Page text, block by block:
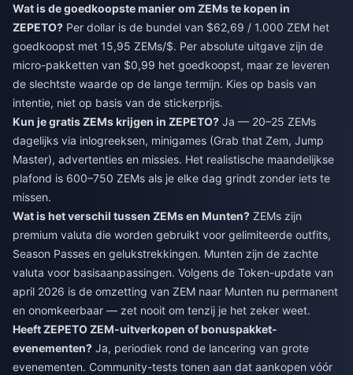
Wat is de goedkoopste manier om ZEMs te kopen in
ZEPETO? Per dollar is de bundel van $62,69 / 1.000 ZEM het
goedkoopst met 15,95 ZEMs/$. Per absolute uitgave zijn de
micro-pakketten van $0,99 het goedkoopst, maar ze leveren
de slechtste waarde op de lange termijn. Kies op basis van
intentie, niet op basis van de stickerprijs.
Kun je gratis ZEMs krijgen in ZEPETO? Ja — 20–25 ZEMs
dagelijks via inlogreeksen, minigames (Grab that Zem, Jump
Master), advertenties en missies. Het realistische maandelijkse
plafond is 600–750 ZEMs als je elke dag grindt zonder iets te
missen.
Wat is het verschil tussen ZEMs en Munten? ZEMs zijn
premium valuta die worden gebruikt voor gelimiteerde outfits,
Season Passes en gelukstrekkingen. Munten zijn de zachte
valuta voor basisaanpassingen. Volgens de Token-update van
april 2026 is de omzetting van ZEM naar Munten nu permanent
en onomkeerbaar — zet nooit om tenzij je het zeker weet.
Heeft ZEPETO ZEM-uitverkopen of bonuspakket-
evenementen? Ja, periodiek rond de lancering van grote
evenementen. Community-tests tonen aan dat aankopen vóór